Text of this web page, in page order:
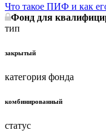
Что такое ПИФ и как
Фонд для
тип
закрытый
категория фонда
комбинированный
статус